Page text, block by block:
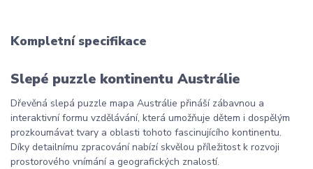
Kompletní specifikace
Slepé puzzle kontinentu Austrálie
Dřevěná slepá puzzle mapa Austrálie přináší zábavnou a
interaktivní formu vzdělávání, která umožňuje dětem i dospělým
prozkoumávat tvary a oblasti tohoto fascinujícího kontinentu.
Díky detailnímu zpracování nabízí skvělou příležitost k rozvoji
prostorového vnímání a geografických znalostí.